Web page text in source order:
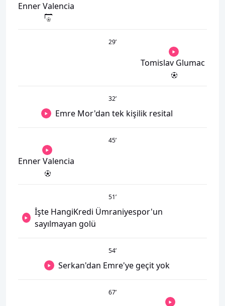
Enner Valencia
29’
Tomislav Glumac
32’
Emre Mor'dan tek kişilik resital
45’
Enner Valencia
51’
İşte HangiKredi Ümraniyespor'un
sayılmayan golü
54’
Serkan'dan Emre'ye geçit yok
67’